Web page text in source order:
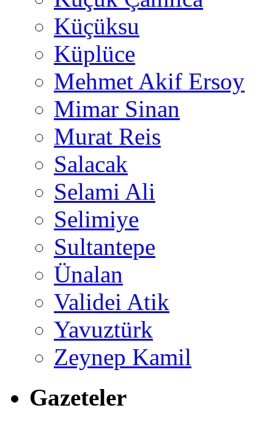
Küçüksu
Küplüce
Mehmet Akif Ersoy
Mimar Sinan
Murat Reis
Salacak
Selami Ali
Selimiye
Sultantepe
Ünalan
Validei Atik
Yavuztürk
Zeynep Kamil
Gazeteler